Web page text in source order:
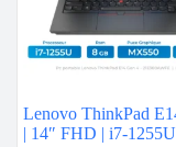
Lenovo ThinkPad
| 14″ FHD | i7-